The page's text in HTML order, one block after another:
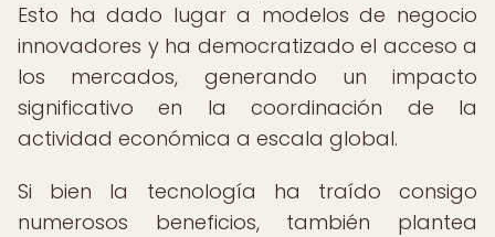
Esto ha dado lugar a modelos de negocio
innovadores y ha democratizado el acceso a
los mercados, generando un impacto
significativo en la coordinación de la
actividad económica a escala global.
Si bien la tecnología ha traído consigo
numerosos beneficios, también plantea